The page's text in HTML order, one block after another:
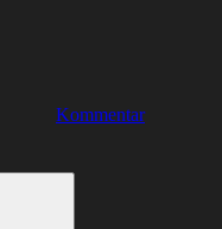
Kommentar